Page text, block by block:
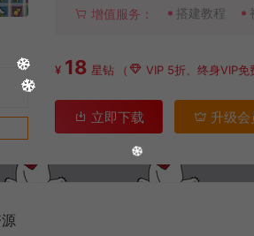
增值服务： 搭建教程
¥ 18 星钻 （ VIP 5折、终身VIP免
立即下载 升级会